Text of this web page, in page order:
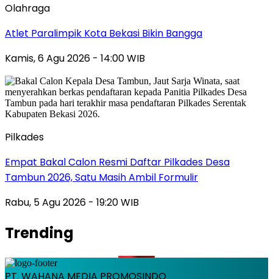
Olahraga
Atlet Paralimpik Kota Bekasi Bikin Bangga
Kamis, 6 Agu 2026 - 14:00 WIB
Pilkades
Empat Bakal Calon Resmi Daftar Pilkades Desa
Tambun 2026, Satu Masih Ambil Formulir
Rabu, 5 Agu 2026 - 19:20 WIB
Trending
PT. WAHANA MEDIA PROMOSINDO